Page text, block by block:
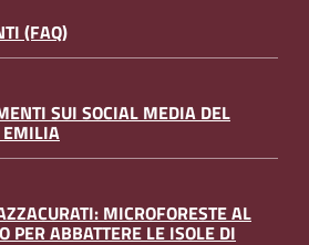
(FAQ)
SUI SOCIAL MEDIA DEL
EMILIA
MICROFORESTE AL
PER ABBATTERE LE ISOLE DI